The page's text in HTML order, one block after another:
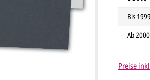
Bis 1999
Ab2000
Preise